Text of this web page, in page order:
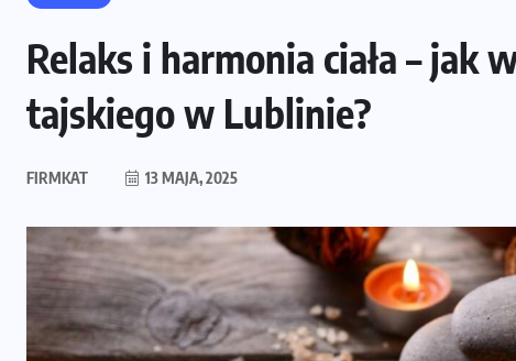
Relaks i harmonia ciała – jak
tajskiego w Lublinie?
FIRMKAT 13 MAJA, 2025